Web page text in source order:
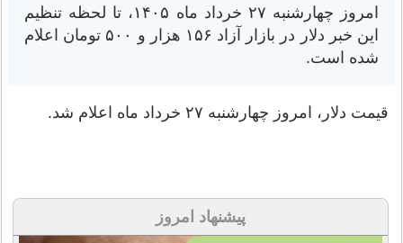
امروز چهارشنبه ۲۷ خرداد ماه ١۴٠۵، تا لحظه تنظیم
این خبر دلار در بازار آزاد ۱۵۶ هزار و ۵۰۰ تومان اعلام
شده است.
قیمت دلار، امروز چهارشنبه ۲۷ خرداد ماه اعلام شد.
پیشنهاد امروز